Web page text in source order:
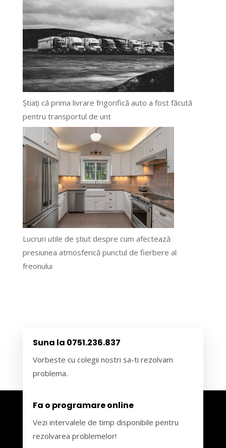
Știați că prima livrare frigorifică auto a fost făcută
pentru transportul de unt
Lucruri utile de știut despre cum afectează
presiunea atmosferică punctul de fierbere al
freonului
Suna la 0751.236.837
Vorbeste cu colegii nostri sa-ti rezolvam
problema.
Fa o programare online
Vezi intervalele de timp disponibile pentru
rezolvarea problemelor!